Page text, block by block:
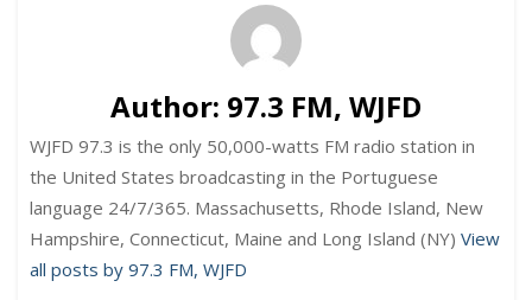
Author: 97.3 FM, WJFD
WJFD 97.3 is the only 50,000-watts FM radio station in
the United States broadcasting in the Portuguese
language 24/7/365. Massachusetts, Rhode Island, New
Hampshire, Connecticut, Maine and Long Island (NY) View
all posts by 97.3 FM, WJFD